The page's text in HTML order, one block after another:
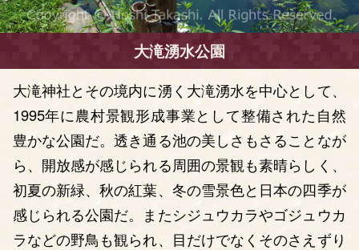
大滝湧水公園
大滝神社とその境内に湧く大滝湧水を中心として、
1995年に農村景観形成事業として整備された自然
豊かな公園だ。透き通る池の美しさもさることなが
ら、開放感が感じられる周囲の景観も素晴らしく、
初夏の新緑、秋の紅葉、冬の雪景色と日本の四季が
感じられる公園だ。またシジュウカラやゴジュウカ
ラなどの野鳥も観られ、目だけでなくそのさえずり